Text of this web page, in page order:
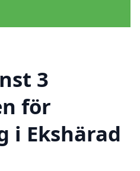
3
för
i Ekshärad